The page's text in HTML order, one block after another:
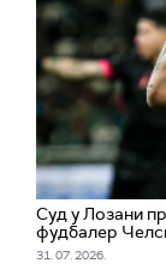
Суд у Лозани
фудбалер
31. 07. 2026.